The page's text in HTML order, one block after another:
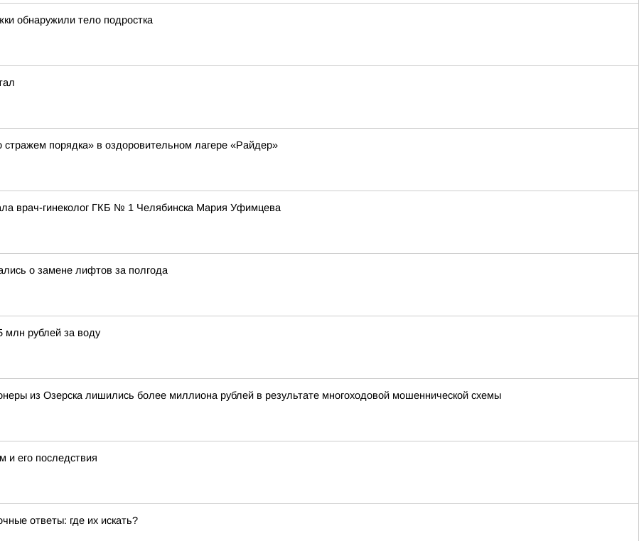
обнаружили тело подростка
стражем порядка» в оздоровительном лагере «Райдер»
врач-гинеколог ГКБ № 1 Челябинска Мария Уфимцева
о замене лифтов за полгода
млн рублей за воду
из Озерска лишились более миллиона рублей в результате многоходовой мошеннической схемы
и его последствия
ответы: где их искать?